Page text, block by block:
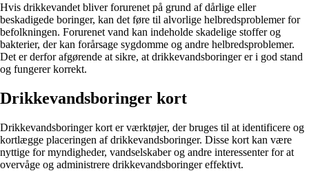
Hvis drikkevandet bliver forurenet på grund af dårlige eller
beskadigede boringer, kan det føre til alvorlige helbredsproblemer for
befolkningen. Forurenet vand kan indeholde skadelige stoffer og
bakterier, der kan forårsage sygdomme og andre helbredsproblemer.
Det er derfor afgørende at sikre, at drikkevandsboringer er i god stand
og fungerer korrekt.
Drikkevandsboringer kort
Drikkevandsboringer kort er værktøjer, der bruges til at identificere og
kortlægge placeringen af drikkevandsboringer. Disse kort kan være
nyttige for myndigheder, vandselskaber og andre interessenter for at
overvåge og administrere drikkevandsboringer effektivt.